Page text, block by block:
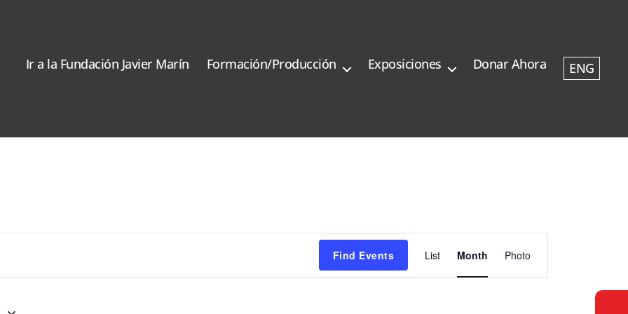
Ir a la Fundación Javier Marín Formación/Producción Exposiciones Donar Ahora ENG
Find Events
E
v
List Month Photo